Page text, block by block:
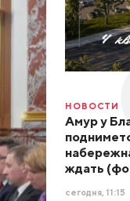
НОВОСТИ
Амур у
ждать
сегодня, 11:15